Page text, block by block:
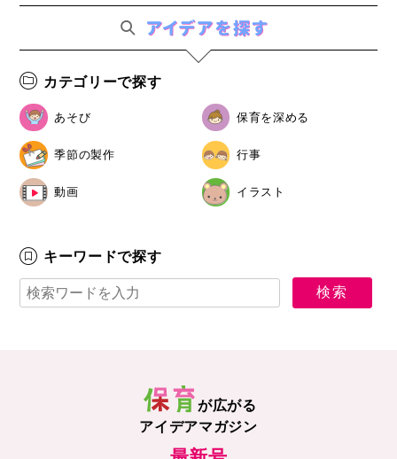
カテゴリーで探す
あそび 保育を深める
季節の製作 行事
動画 イラスト
キーワードで探す
が広がる
アイデアマガジン